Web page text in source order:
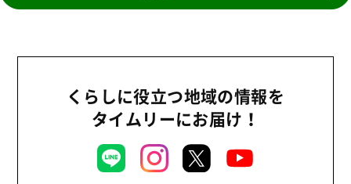
地域コミュニティ
平和と国際連帯
お米の出前授業
2024年
2021年くらしに役立つ地域の情報を
タイムリーにお届け！